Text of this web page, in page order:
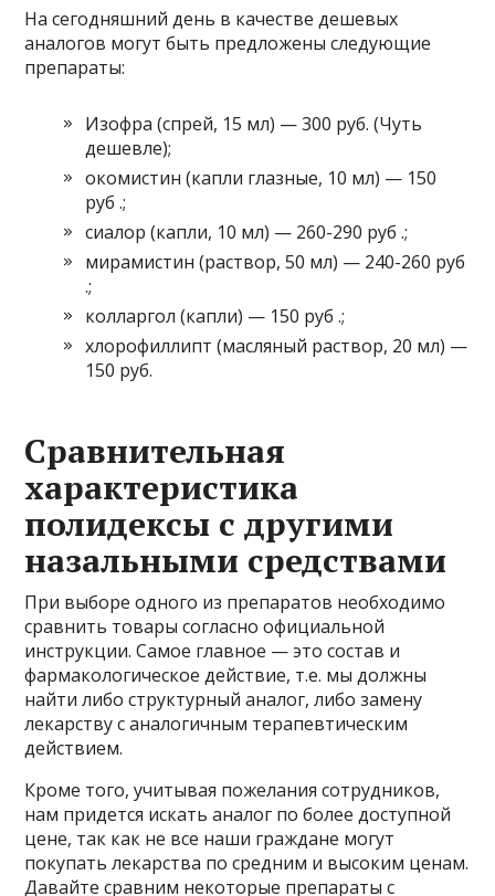
На сегодняшний день в качестве дешевых
аналогов могут быть предложены следующие
препараты:
Изофра (спрей, 15 мл) — 300 руб. (Чуть
дешевле);
окомистин (капли глазные, 10 мл) — 150
руб .;
сиалор (капли, 10 мл) — 260-290 руб .;
мирамистин (раствор, 50 мл) — 240-260 руб
.;
колларгол (капли) — 150 руб .;
хлорофиллипт (масляный раствор, 20 мл) —
150 руб.
Сравнительная
характеристика
полидексы с другими
назальными средствами
При выборе одного из препаратов необходимо
сравнить товары согласно официальной
инструкции. Самое главное — это состав и
фармакологическое действие, т.е. мы должны
найти либо структурный аналог, либо замену
лекарству с аналогичным терапевтическим
действием.
Кроме того, учитывая пожелания сотрудников,
нам придется искать аналог по более доступной
цене, так как не все наши граждане могут
покупать лекарства по средним и высоким ценам.
Давайте сравним некоторые препараты с